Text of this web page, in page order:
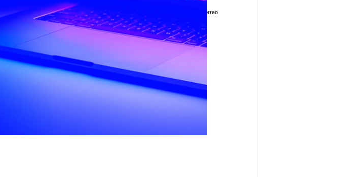
desde los medios de comunicación y nos
en un mundo mediado por pantallas. Las
pequeño paraíso" de Uruguay,
"El encierro" de México y "El tik tok de
Enviar por correo